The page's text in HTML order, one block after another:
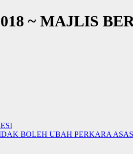
~ MAJLIS
BOLEH UBAH PERKARA ASAS